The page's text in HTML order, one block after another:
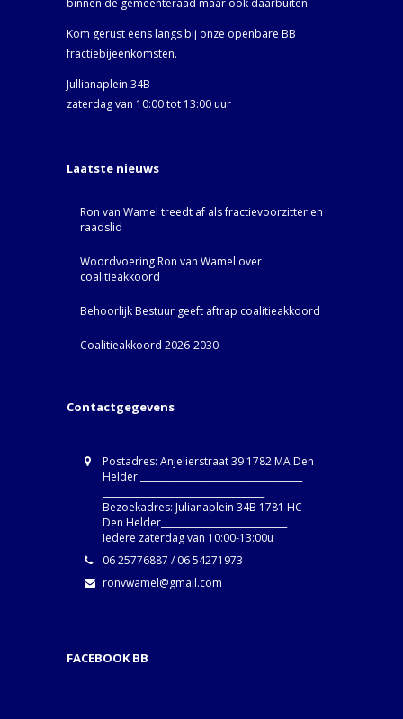
binnen de gemeenteraad maar ook daarbuiten.
Kom gerust eens langs bij onze openbare BB
fractiebijeenkomsten.
Jullianaplein 34B
zaterdag van 10:00 tot 13:00 uur
Laatste nieuws
Ron van Wamel treedt af als fractievoorzitter en
raadslid
Woordvoering Ron van Wamel over
coalitieakkoord
Behoorlijk Bestuur geeft aftrap coalitieakkoord
Coalitieakkoord 2026-2030
Contactgegevens
Postadres: Anjelierstraat 39 1782 MA Den
Helder ____________________________________
Bezoekadres: Julianaplein 34B 1781 HC
Den Helder____________________________
Iedere zaterdag van 10:00-13:00u
06 25776887 / 06 54271973
ronvwamel@gmail.com
FACEBOOK BB